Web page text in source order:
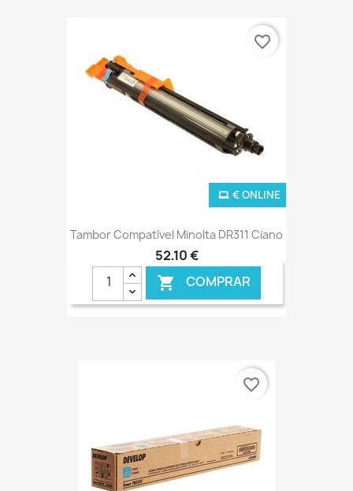
Tambor Compatível Minolta DR311 Ciano
52,10 €
 COMPRAR
€ ONLINE
favorite_border
favorite_border